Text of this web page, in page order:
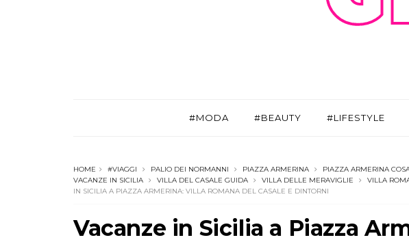
#MODA #BEAUTY #LIFESTYLE
HOME #VIAGGI PALIO DEI NORMANNI PIAZZA ARMERINA PIAZZA ARMERINA
VACANZE IN SICILIA
VILLA DEL CASALE GUIDA VILLA DELLE MERAVIGLIE VILLA
IN SICILIA A PIAZZA ARMERINA: VILLA ROMANA DEL CASALE E DINTORNI
Vacanze in Sicilia a Piazza